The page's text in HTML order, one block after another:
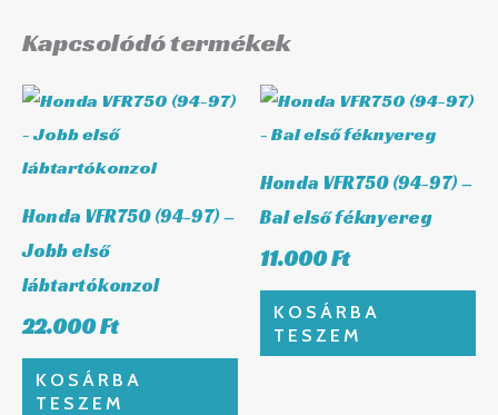
Kapcsolódó termékek
Honda VFR750 (94-97) –
Jobb első
lábtartókonzol
22.000Ft
KOSÁRBA
TESZEM
Honda VFR750 (94-97) –
Bal első féknyereg
11.000Ft
KOSÁRBA
TESZEM